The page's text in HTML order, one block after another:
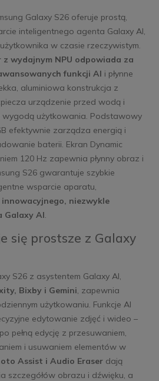
Galaxy S26 oferuje prostą,
inteligentnego agenta Galaxy AI,
w czasie rzeczywistym.
wydajnym NPU odpowiada za
funkcji AI i płynne
aluminiowa konstrukcja z
urządzenie przed wodą i
wygodą użytkowania. Podstawowy
efektywnie zarządza energią i
baterii. Ekran Dynamic
120 Hz zapewnia płynny obraz i
S26 gwarantuje szybkie
wsparcie aparatu,
niezwykle
Galaxy AI.
się prostsze z Galaxy
S26 z asystentem Galaxy AI,
Bixby i Gemini, zapewnia
użytkowaniu. Funkcje AI
edytowanie zdjęć i wideo –
pełną edycję z przesuwaniem,
i usuwaniem elementów w
Assist i Audio Eraserdają
szczegółów obrazu i dźwięku, a